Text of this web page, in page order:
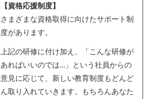
【資格応援制度】
さまざまな資格取得に向けたサポート制
度があります。
上記の研修に付け加え、「こんな研修が
あればいいのでは…」という社員からの
意見に応じて、新しい教育制度もどんど
ん取り入れていきます。もちろんあなた